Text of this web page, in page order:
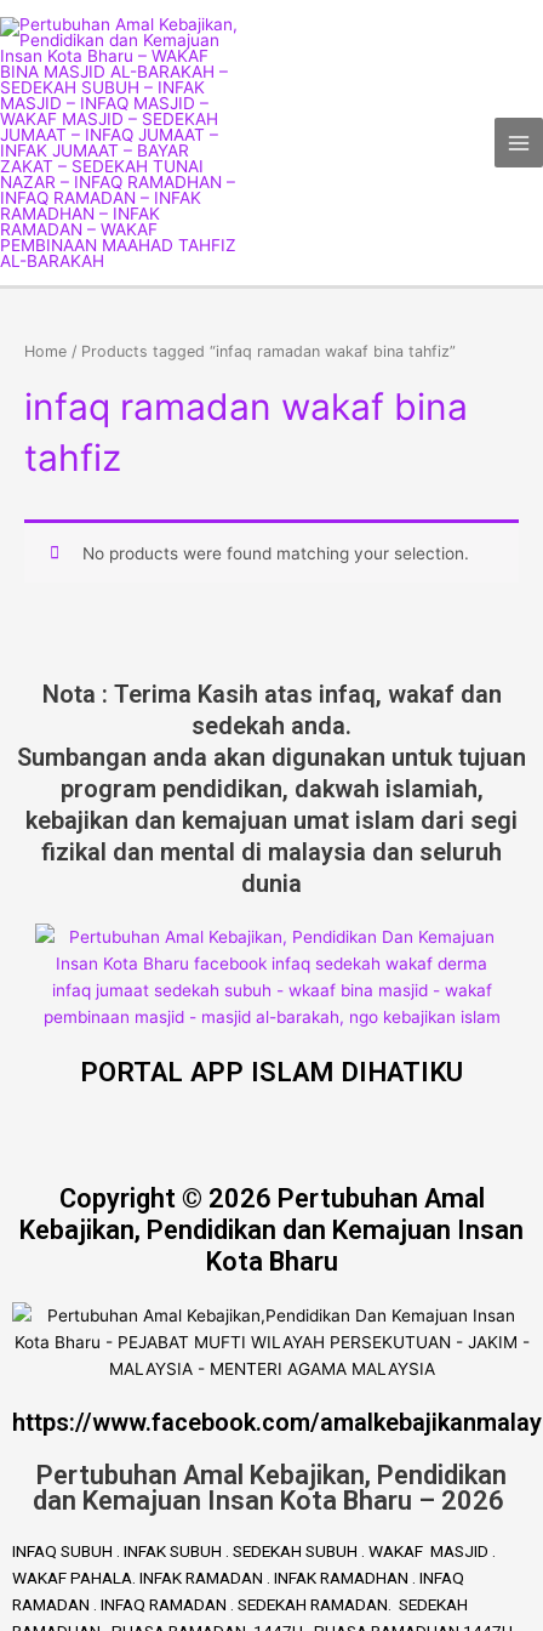
to
content
Home / Products tagged “infaq ramadan wakaf bina tahfiz”
infaq ramadan wakaf bina
tahfiz
No products were found matching your selection.
Nota : Terima Kasih atas infaq, wakaf dan
sedekah anda.
Sumbangan anda akan digunakan untuk tujuan
program pendidikan, dakwah islamiah,
kebajikan dan kemajuan umat islam dari segi
fizikal dan mental di malaysia dan seluruh
dunia
PORTAL APP ISLAM DIHATIKU
Copyright © 2026 Pertubuhan Amal
Kebajikan, Pendidikan dan Kemajuan Insan
Kota Bharu
https://www.facebook.com/
Pertubuhan Amal Kebajikan, Pendidikan
dan Kemajuan Insan Kota Bharu – 2026
INFAQ SUBUH . INFAK SUBUH . SEDEKAH SUBUH . WAKAF MASJID .
WAKAF PAHALA. INFAK RAMADAN . INFAK RAMADHAN . INFAQ
RAMADAN . INFAQ RAMADAN . SEDEKAH RAMADAN. SEDEKAH